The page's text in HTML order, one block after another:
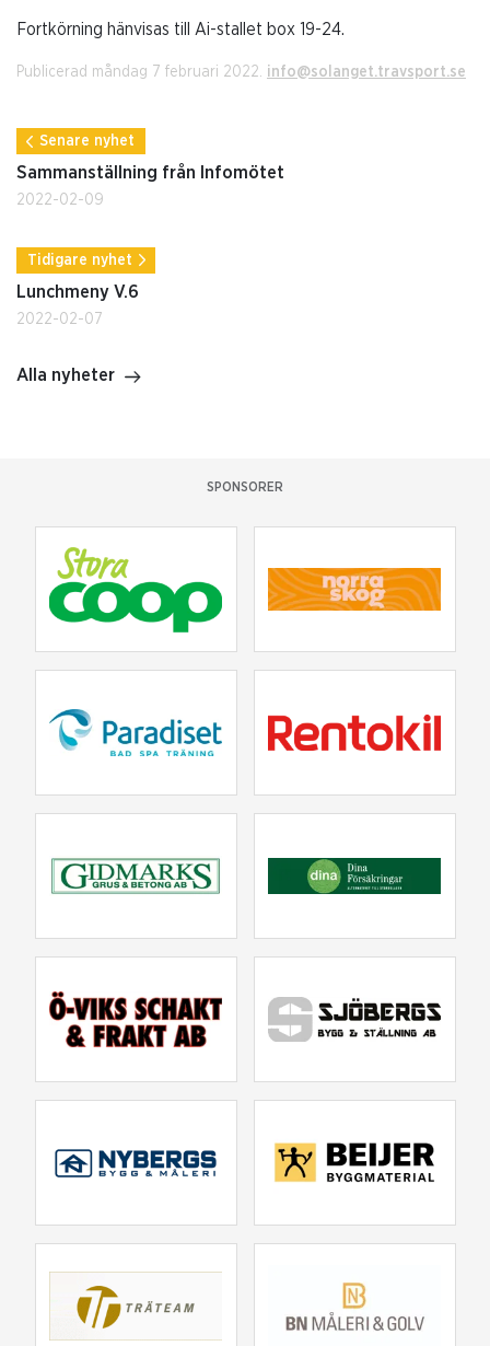
Fortkörning hänvisas till Ai-stallet box 19-24.
Publicerad måndag 7 februari 2022. info@solanget.travsport.se
Senare nyhet
Sammanställning från Infomötet
2022-02-09
Tidigare nyhet
Lunchmeny V.6
2022-02-07
Alla nyheter
SPONSORER